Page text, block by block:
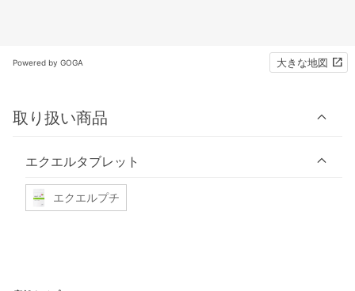
Powered by GOGA 大きな地図
取り扱い商品
エクエルタブレット
エクエルプチ